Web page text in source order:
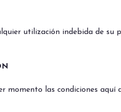
utilización indebida de su
momento las condiciones aquí